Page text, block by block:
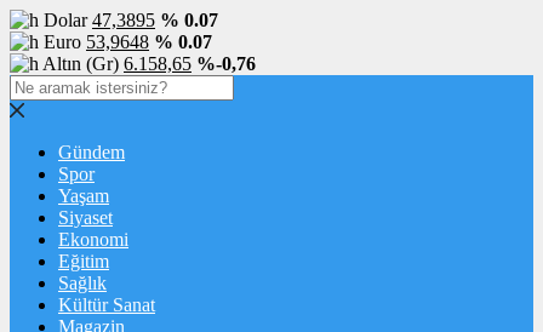
Dolar47,3895 % 0.07
Euro 53,9648 % 0.07
Altın (Gr) 6.158,65 %-0,76
Gündem
Spor
Yaşam
Siyaset
Ekonomi
Eğitim
Sağlık
Kültür Sanat
Magazin